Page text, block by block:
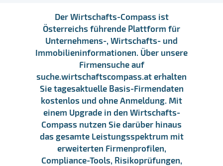
Der Wirtschafts-Compass ist
Österreichs führende Plattform für
Unternehmens-, Wirtschafts- und
Immobilieninformationen. Über unsere
Firmensuche auf
suche.wirtschaftscompass.at erhalten
Sie tagesaktuelle Basis-Firmendaten
kostenlos und ohne Anmeldung. Mit
einem Upgrade in den Wirtschafts-
Compass nutzen Sie darüber hinaus
das gesamte Leistungsspektrum mit
erweiterten Firmenprofilen,
Compliance-Tools, Risikoprüfungen,